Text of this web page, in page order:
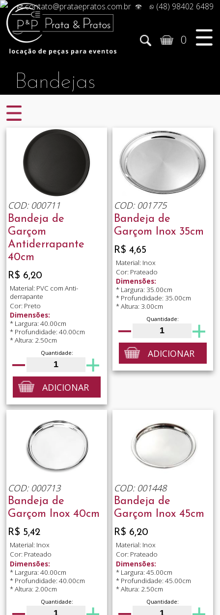
contato@prataepratos.com.br (48) 98402 6489
0
Bandejas
COD: 000711
Bandeja de
Garçom
Antiderrapante
40cm
R$ 6,20
Material: PVC com Anti-
derrapante
Cor: Preto
Dimensões:
* Largura: 40.00cm
* Profundidade: 40.00cm
* Altura: 2.50cm
Quantidade:
ADICIONAR
COD: 001775
Bandeja de
Garçom Inox 35cm
R$ 4,65
Material: Inox
Cor: Prateado
Dimensões:
* Largura: 35.00cm
* Profundidade: 35.00cm
* Altura: 3.00cm
Quantidade:
ADICIONAR
COD: 000713
Bandeja de
Garçom Inox 40cm
R$ 5,42
Material: Inox
Cor: Prateado
Dimensões:
* Largura: 40.00cm
* Profundidade: 40.00cm
* Altura: 2.00cm
Quantidade:
COD: 001448
Bandeja de
Garçom Inox 45cm
R$ 6,20
Material: Inox
Cor: Prateado
Dimensões:
* Largura: 45.00cm
* Profundidade: 45.00cm
* Altura: 2.50cm
Quantidade: